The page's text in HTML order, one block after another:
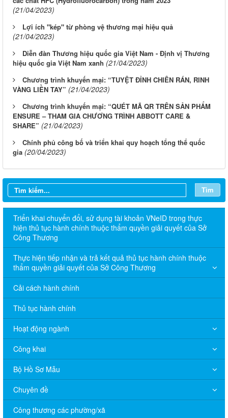
(21/04/2023)
Lợi ích "kép" từ phòng vệ thương mại hiệu quả
(21/04/2023)
Diễn đàn Thương hiệu quốc gia Việt Nam - Định vị Thương
hiệu quốc gia Việt Nam xanh (21/04/2023)
Chương trình khuyến mại: “TUYỆT ĐỈNH CHIÊN RÁN, RINH
VÀNG LIỀN TAY” (21/04/2023)
Chương trình khuyến mại: “QUÉT MÃ QR TRÊN SẢN PHẨM
ENSURE – THAM GIA CHƯƠNG TRÌNH ABBOTT CARE &
SHARE” (21/04/2023)
Chính phủ công bố và triển khai quy hoạch tổng thể quốc
gia (20/04/2023)
Tìm
Triển khai chuyển đổi, sử dụng tài khoản VNeID trong thực
hiện thủ tục hành chính thuộc thẩm quyền giải quyết của Sở
Công Thương
Thực hiện tiếp nhận và trả kết quả thủ tục hành chính thuộc
thẩm quyền giải quyết của Sở Công Thương
Cải cách hành chính
Thủ tục hành chính
Hoạt động ngành
Công khai
Bộ Hồ Sơ Mẫu
Chuyên đề
Công thương các phường/xã